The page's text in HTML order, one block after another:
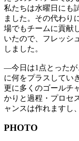
私たちは水曜日にも
ました。その代わり
場でもチームに貢献
いたので、フレッシ
しました。
―今日は1点とったが
に何をプラスしてい
更に多くのゴールチ
かりと過程・プロセ
ャンスは作れますし
PHOTO